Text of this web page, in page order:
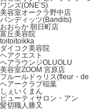
ワンズ(ONE’S)
美容室オークラ野中店
バンディッツ(Bandits)
おおらか 朝日町店
富丘美容院
toitoitoikka
ダイコク美容院
ヘアクエスト
ヘアラウンジOLUOLU
美容室ZOOM 宮原店
フルールドゥリス(fleur・
ヘアークラブ稲葉
しぇいくまん
ビューティサロン・アン
髪切職人勝又